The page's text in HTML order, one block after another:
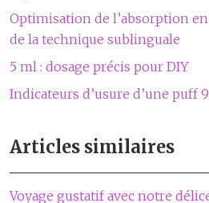
Optimisation de l’absorption en
de la technique sublinguale
5 ml : dosage précis pour DIY
Indicateurs d’usure d’une puff
Articles similaires
Voyage gustatif avec notre